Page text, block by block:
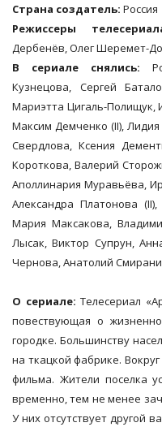
Страна создатель: Россия
Режиссеры
Дербенёв, Олег Шеремет-
В сериале снялись:
Кузнецова, Сергей
Мариэтта Цигаль-Полищук,
Максим Демченко (II),
Свердлова, Ксения
Короткова, Валерий
Аполлинария Муравьёва,
Александра Платонова
Мария Максакова,
Лысак, Виктор Супрун,
Чернова, Анатолий
О сериале: Телесериал
повествующая о
городке. Большинству
на ткацкой фабрике.
фильма. Жители поселка
временно, тем не менее
У них отсутствует другой